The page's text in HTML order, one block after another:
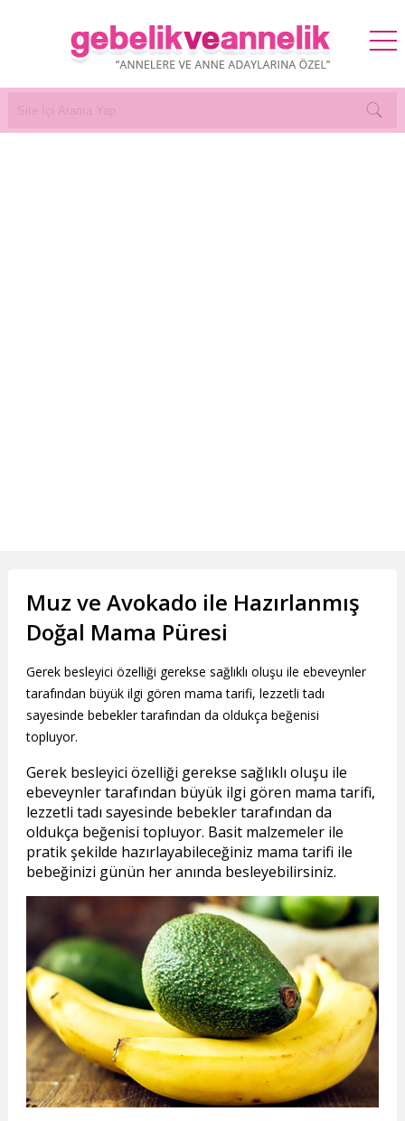
Muz ve Avokado ile Hazırlanmış
Doğal Mama Püresi
Gerek besleyici özelliği gerekse sağlıklı oluşu ile ebeveynler
tarafından büyük ilgi gören mama tarifi, lezzetli tadı
sayesinde bebekler tarafından da oldukça beğenisi
topluyor.
Gerek besleyici özelliği gerekse sağlıklı oluşu ile
ebeveynler tarafından büyük ilgi gören mama tarifi,
lezzetli tadı sayesinde bebekler tarafından da
oldukça beğenisi topluyor. Basit malzemeler ile
pratik şekilde hazırlayabileceğiniz mama tarifi ile
bebeğinizi günün her anında besleyebilirsiniz.